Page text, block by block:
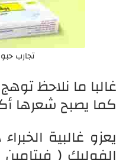
تجارب
غالبا ما نلاحظ
كما يصبح شعرها
يعزو غالبية